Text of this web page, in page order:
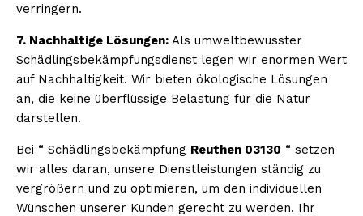
verringern.
7. Nachhaltige Lösungen: Als umweltbewusster
Schädlingsbekämpfungsdienst legen wir enormen Wert
auf Nachhaltigkeit. Wir bieten ökologische Lösungen
an, die keine überflüssige Belastung für die Natur
darstellen.
Bei “ Schädlingsbekämpfung Reuthen 03130 “ setzen
wir alles daran, unsere Dienstleistungen ständig zu
vergrößern und zu optimieren, um den individuellen
Wünschen unserer Kunden gerecht zu werden. Ihr